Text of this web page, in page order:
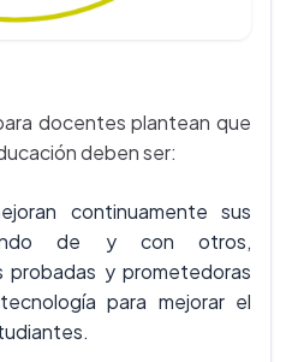
docentes plantean que
deben ser:
continuamente sus
de y con otros,
probadas y prometedoras
para mejorar el